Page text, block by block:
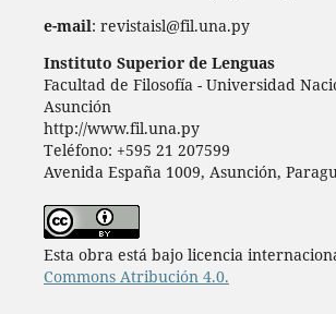
e-mail: revistaisl@fil.una.py
Instituto Superior de Lenguas
Facultad de Filosofía - Universidad
Asunción
http://www.fil.una.py
Teléfono: +595 21 207599
Avenida España 1009, Asunción,
Esta obra está bajo licencia
Commons Atribución 4.0.